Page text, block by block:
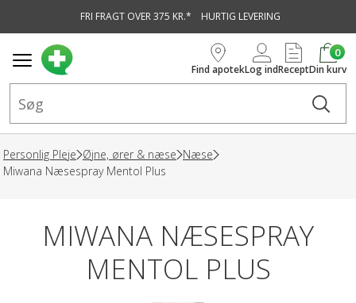
FRI FRAGT OVER 375 KR.* HURTIG LEVERING
Find apotekLog indRecept
0
Din kurv
Personlig Pleje Øjne, ører & næse Næse
Miwana Næsespray Mentol Plus
MIWANA NÆSESPRAY
MENTOL PLUS